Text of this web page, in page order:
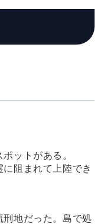
ットがある。
阻まれて上陸でき
地だった。島で処